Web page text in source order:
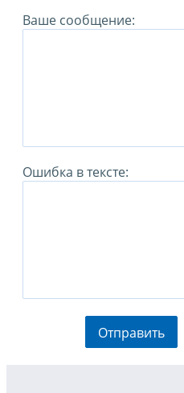
Ваше сообщение:
Ошибка в тексте:
Отправить